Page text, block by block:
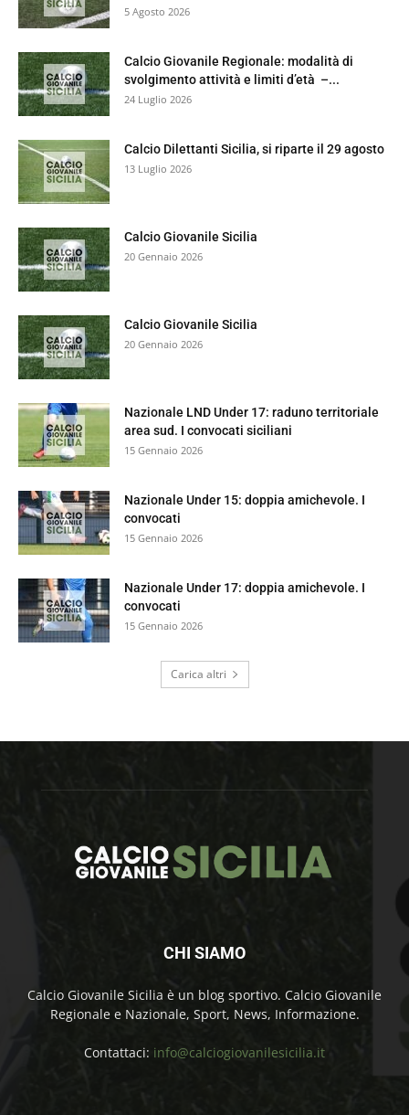
5 Agosto 2026
Calcio Giovanile Regionale: modalità di
svolgimento attività e limiti d’età –...
24 Luglio 2026
Calcio Dilettanti Sicilia, si riparte il 29 agosto
13 Luglio 2026
Calcio Giovanile Sicilia
20 Gennaio 2026
Calcio Giovanile Sicilia
20 Gennaio 2026
Nazionale LND Under 17: raduno territoriale
area sud. I convocati siciliani
15 Gennaio 2026
Nazionale Under 15: doppia amichevole. I
convocati
15 Gennaio 2026
Nazionale Under 17: doppia amichevole. I
convocati
15 Gennaio 2026
Carica altri
CHI SIAMO
Calcio Giovanile Sicilia è un blog sportivo. Calcio Giovanile
Regionale e Nazionale, Sport, News, Informazione.
Contattaci: info@calciogiovanilesicilia.it